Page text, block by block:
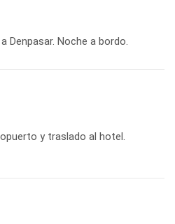
Denpasar. Noche a bordo.
y traslado al hotel.